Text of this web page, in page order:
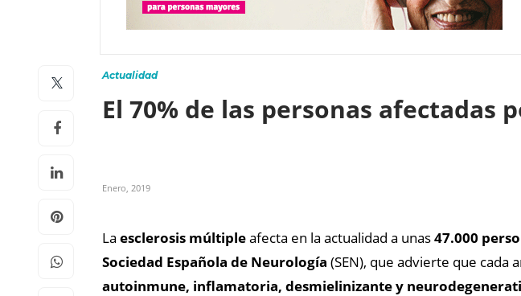
Actualidad
El 70% de las personas
Enero, 2019
La esclerosis múltipleafecta en la actualidad a unas47.000
Sociedad Española de Neurología (SEN), que advierte que cada
autoinmune, inflamatoria, desmielinizante y